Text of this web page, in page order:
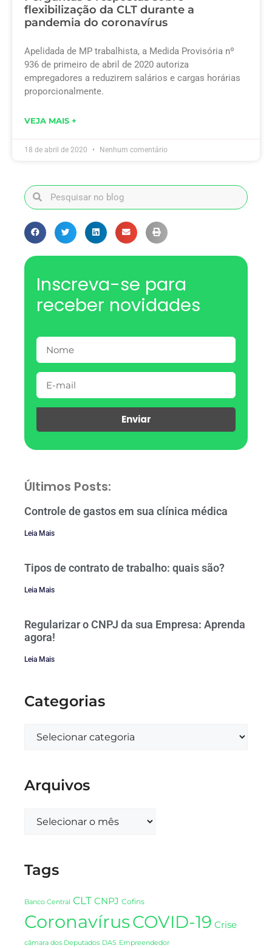
flexibilização da CLT durante a
pandemia do coronavírus
Apelidada de MP trabalhista, a Medida Provisória nº
936 de primeiro de abril de 2020 autoriza
empregadores a reduzirem salários e cargas horárias
proporcionalmente.
VEJA MAIS +
18 de abril de 2020 Nenhum comentário
Inscreva-se para
receber novidades
Enviar
Últimos Posts:
Controle de gastos em sua clínica médica
Leia Mais
Tipos de contrato de trabalho: quais são?
Leia Mais
Regularizar o CNPJ da sua Empresa: Aprenda
agora!
Leia Mais
Categorias
Arquivos
Tags
Banco Central CLT CNPJ Cofins
CoronavírusCOVID-19 Crise
câmara dos Deputados DAS Empreendedor